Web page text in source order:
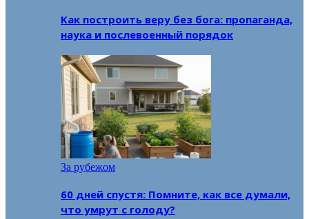
Как построить веру без бога: пропаганда,
наука и послевоенный порядок
За рубежом
60 дней спустя: Помните, как все думали,
что умрут с голоду?